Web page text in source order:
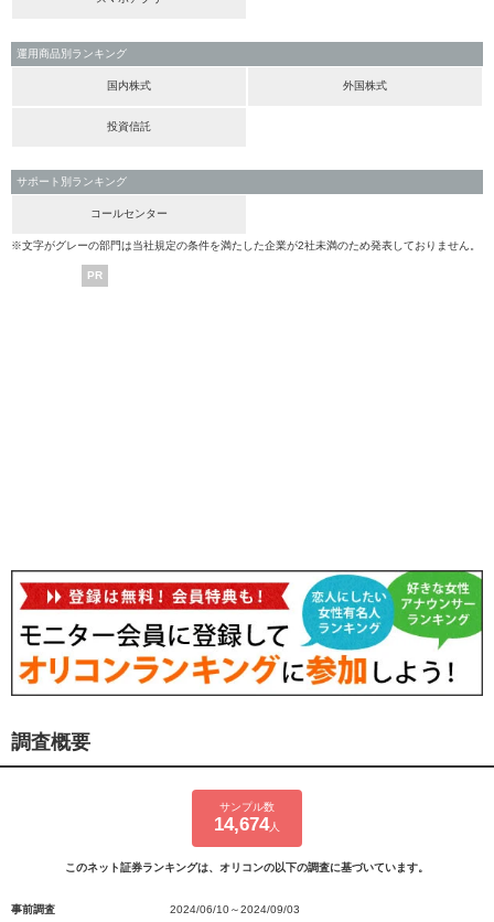
運用商品別ランキング
国内株式 外国株式
投資信託
サポート別ランキング
コールセンター
※文字がグレーの部門は当社規定の条件を満たした企業が2社未満のため発表しておりません。
PR
調査概要
サンプル数
14,674人
このネット証券ランキングは、オリコンの以下の調査に基づいています。
事前調査
2024/06/10～2024/09/03